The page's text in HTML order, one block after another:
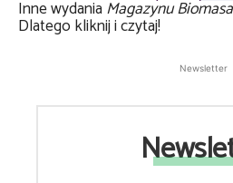
Inne wydaniaMagazynu Biomasa
Dlatego kliknij i czytaj!
Newsletter